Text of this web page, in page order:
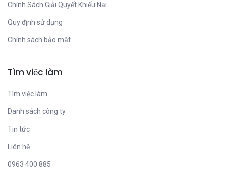
Chính Sách Giải Quyết Khiếu Nại
Quy định sử dụng
Chính sách bảo mật
Tìm việc làm
Tìm việc làm
Danh sách công ty
Tin tức
Liên hệ
0963 400 885